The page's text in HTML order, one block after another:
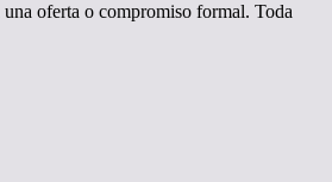
oferta o compromiso formal. Toda